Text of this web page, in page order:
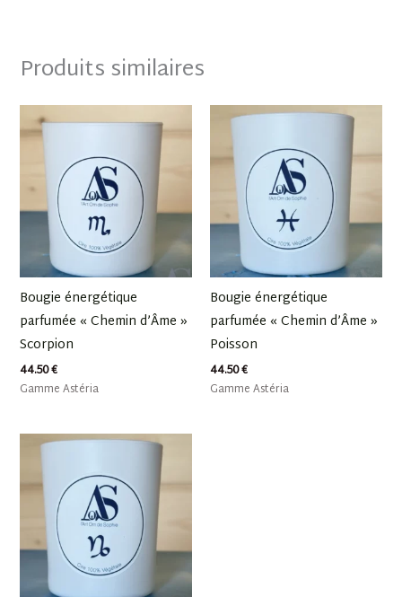
Produits similaires
Bougie énergétique
parfumée « Chemin d’Âme »
Scorpion
44.50€
Gamme Astéria
Bougie énergétique
parfumée « Chemin d’Âme »
Poisson
44.50€
Gamme Astéria